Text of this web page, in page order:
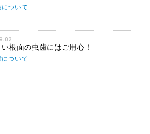
について
い根面の虫歯にはご用心！
について